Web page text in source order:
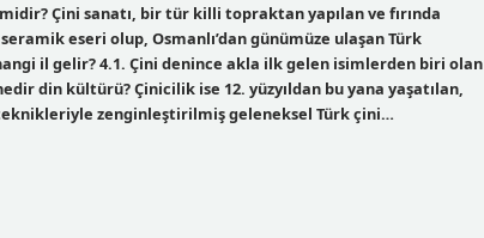
Çini sanatı, bir tür killi topraktan yapılan ve fırında
eseri olup, Osmanlı’dan günümüze ulaşan Türk
il gelir? 4.1. Çini denince akla ilk gelen isimlerden biri olan
din kültürü? Çinicilik ise 12. yüzyıldan bu yana yaşatılan,
teknikleriyle zenginleştirilmiş geleneksel Türk çini…